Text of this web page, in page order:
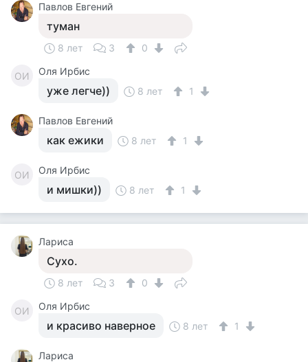
Павлов Евгений
туман
8 лет 3 0
ОИ Оля Ирбис
уже легче)) 8 лет 1
Павлов Евгений
как ежики 8 лет 1
ОИ Оля Ирбис
и мишки)) 8 лет 1
Лариса
Сухо.
8 лет 3 0
ОИ Оля Ирбис
и красиво наверное 8 лет 1
Лариса